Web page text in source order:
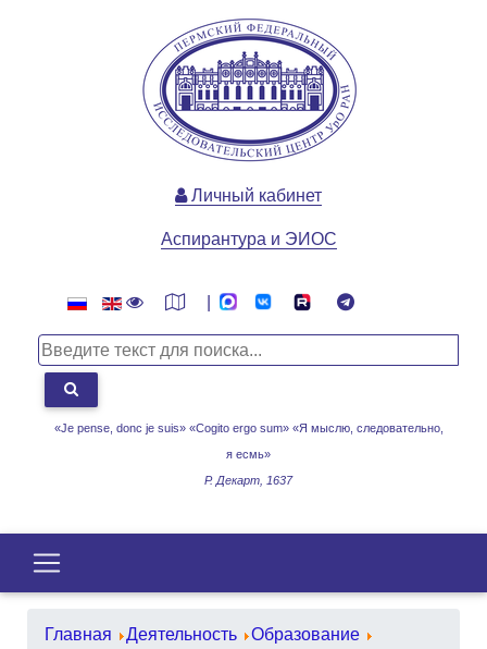
«Je pense, donc je suis» «Cogito ergo sum» «Я мыслю, следовательно,
я есмь»
Р. Декарт, 1637
Личный кабинет
Аспирантура и ЭИОС
Главная Деятельность
Образование